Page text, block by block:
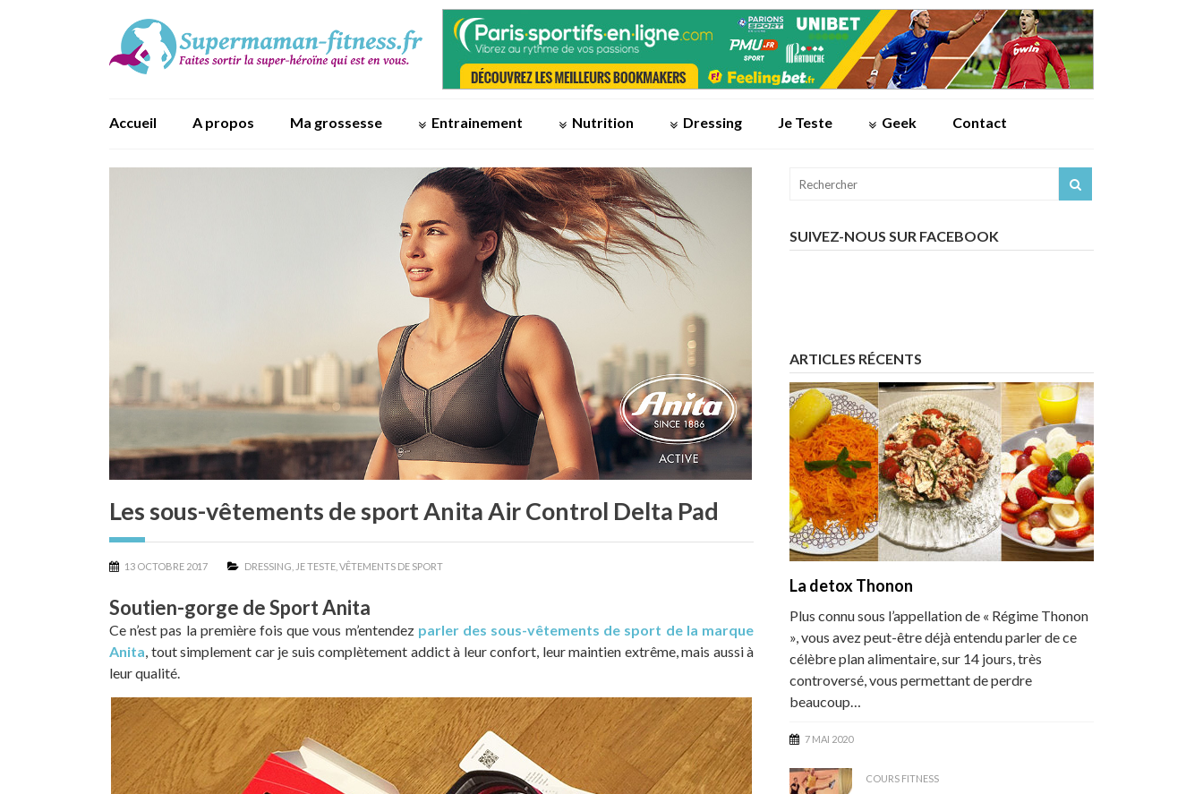
Accueil A propos Ma grossesse Entrainement Nutrition Dressing Je Teste Geek Contact
Les sous-vêtements de sport Anita Air Control Delta Pad
13 OCTOBRE 2017 DRESSING JE TESTE VÊTEMENTS DE SPORT
Soutien-gorge de Sport Anita
Ce n’est pas la première fois que vous m’entendez parler des sous-vêtements de sport de la marque
Anita, tout simplement car je suis complètement addict à leur confort, leur maintien extrême, mais aussi à
leur qualité.
SUIVEZ-NOUS SUR FACEBOOK
ARTICLES RÉCENTS
La detox Thonon
Plus connu sous l’appellation de « Régime Thonon
», vous avez peut-être déjà entendu parler de ce
célèbre plan alimentaire, sur 14 jours, très
controversé, vous permettant de perdre
beaucoup…
7 MAI 2020
COURS FITNESS